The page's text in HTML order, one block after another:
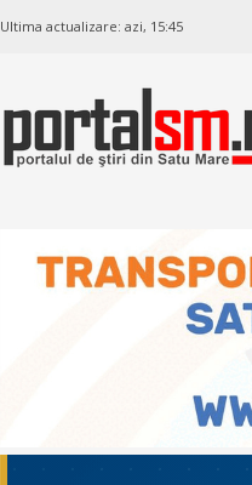
Ultima actualizare: azi, 15:45